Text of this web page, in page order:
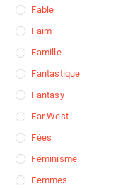
Fable
Faim
Famille
Fantastique
Fantasy
Far West
Fées
Féminisme
Femmes